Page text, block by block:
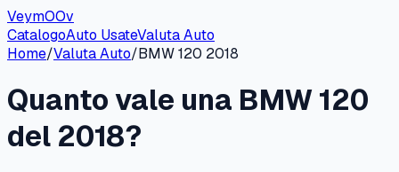
VeymOOv
CatalogoAuto UsateValuta Auto
Home/Valuta Auto/BMW120 2018
Quanto vale una BMW120
del 2018?